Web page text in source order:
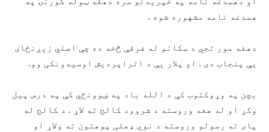
همدغه نامه مشهوره شوه .
دهغه مور تجي د سکانو له فرقې څخه ده چې اصلي زیږنځای
یې پنجاب دی . او پلار یې د اتراپردیش اوسیدونکی وو.
بچن په وړوکتوب کې د الله باد په ښوونځي کې په درس پیل
وکړ او له هغه وروسته د شروود کالج ته لاړ . د کالج له
پای ته رسولو وروسته د نوي ډهلی پوهتون ته ولاړ او